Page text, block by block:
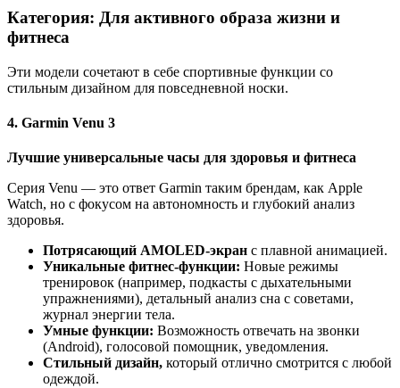
Категория: Для активного образа жизни и
фитнеса
Эти модели сочетают в себе спортивные функции со
стильным дизайном для повседневной носки.
4. Garmin Venu 3
Лучшие универсальные часы для здоровья и фитнеса
Серия Venu — это ответ Garmin таким брендам, как Apple
Watch, но с фокусом на автономность и глубокий анализ
здоровья.
Потрясающий AMOLED-экран с плавной анимацией.
Уникальные фитнес-функции: Новые режимы
тренировок (например, подкасты с дыхательными
упражнениями), детальный анализ сна с советами,
журнал энергии тела.
Умные функции: Возможность отвечать на звонки
(Android), голосовой помощник, уведомления.
Стильный дизайн, который отлично смотрится с любой
одеждой.